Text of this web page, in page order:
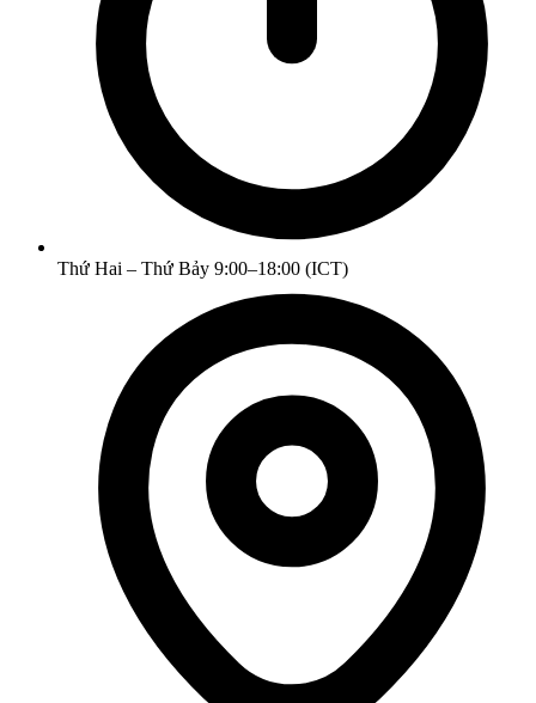
Thứ Hai – Thứ Bảy 9:00–18:00 (ICT)